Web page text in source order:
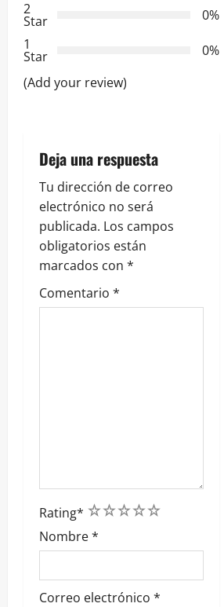
e
n
a
d
a
s
2
Star
0%
1
Star
0%
(Add your review)
Deja una respuesta
Tu dirección de correo
electrónico no será
publicada. Los campos
obligatorios están
marcados con *
Comentario *
Rating* 5
4
3
2
1
Nombre*
Correo electrónico *